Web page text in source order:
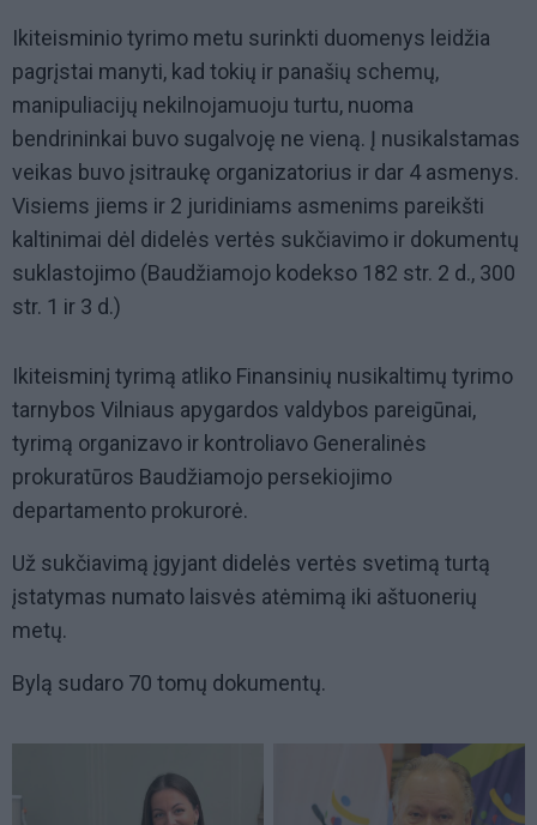
Ikiteisminio tyrimo metu surinkti duomenys leidžia
pagrįstai manyti, kad tokių ir panašių schemų,
manipuliacijų nekilnojamuoju turtu, nuoma
bendrininkai buvo sugalvoję ne vieną. Į nusikalstamas
veikas buvo įsitraukę organizatorius ir dar 4 asmenys.
Visiems jiems ir 2 juridiniams asmenims pareikšti
kaltinimai dėl didelės vertės sukčiavimo ir dokumentų
suklastojimo (Baudžiamojo kodekso 182 str. 2 d., 300
str. 1 ir 3 d.)
Ikiteisminį tyrimą atliko Finansinių nusikaltimų tyrimo
tarnybos Vilniaus apygardos valdybos pareigūnai,
tyrimą organizavo ir kontroliavo Generalinės
prokuratūros Baudžiamojo persekiojimo
departamento prokurorė.
Už sukčiavimą įgyjant didelės vertės svetimą turtą
įstatymas numato laisvės atėmimą iki aštuonerių
metų.
Bylą sudaro 70 tomų dokumentų.